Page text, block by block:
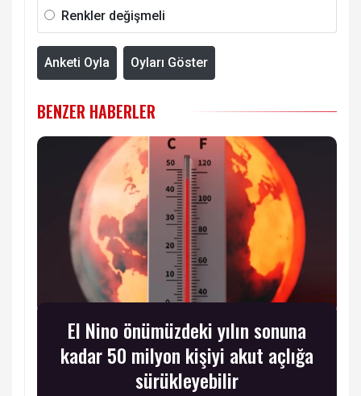
Renkler değişmeli
Anketi Oyla Oyları Göster
BENZER HABERLER
El Nino önümüzdeki yılın sonuna
kadar 50 milyon kişiyi akut açlığa
sürükleyebilir